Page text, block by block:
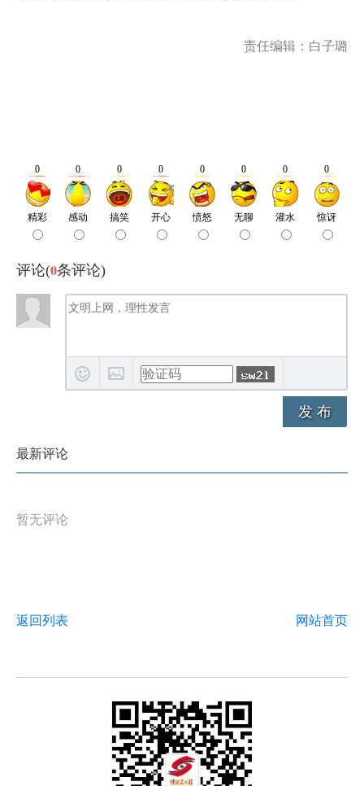
责任编辑：白子璐
评论(0条评论)
发 布
最新评论
暂无评论
返回列表 网站首页